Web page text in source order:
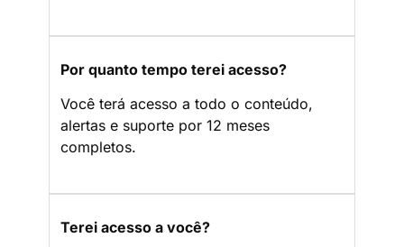
Por quanto tempo terei acesso?
Você terá acesso a todo o conteúdo,
alertas e suporte por 12 meses
completos.
Terei acesso a você?